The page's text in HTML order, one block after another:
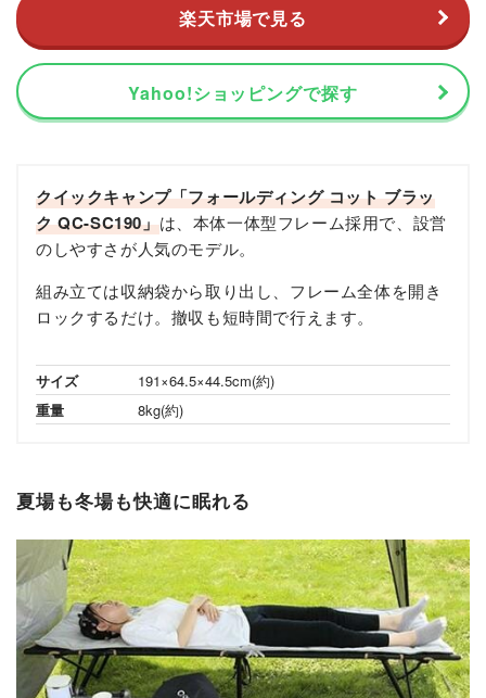
楽天市場で見る
Yahoo!ショッピングで探す
クイックキャンプ「フォールディング コット ブラッ
ク QC-SC190」は、本体一体型フレーム採用で、設営
のしやすさが人気のモデル。
組み立ては収納袋から取り出し、フレーム全体を開き
ロックするだけ。撤収も短時間で行えます。
サイズ
191×64.5×44.5cm(約)
重量
8kg(約)
夏場も冬場も快適に眠れる